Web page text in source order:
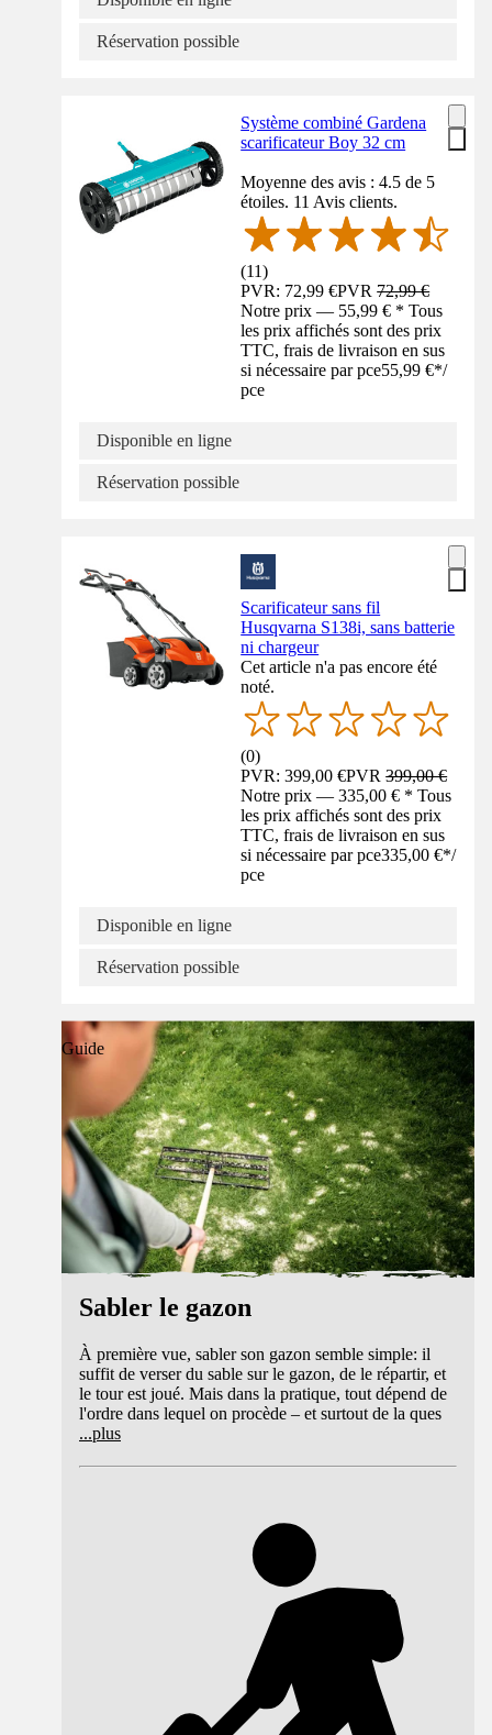
Réservation possible
Système combiné Gardena
scarificateur Boy 32 cm
Moyenne des avis : 4.5 de 5
étoiles. 11 Avis clients.
(11)
PVR: 72,99 €PVR72,99 €
Notre prix — 55,99 € * Tous
les prix affichés sont des prix
TTC, frais de livraison en sus
si nécessaire par pce55,99 €*/
pce
Disponible en ligne
Réservation possible
Scarificateur sans fil
Husqvarna S138i, sans batterie
ni chargeur
Cet article n'a pas encore été
noté.
(0)
PVR: 399,00 €PVR399,00 €
Notre prix — 335,00 € * Tous
les prix affichés sont des prix
TTC, frais de livraison en sus
si nécessaire par pce335,00 €*/
pce
Disponible en ligne
Réservation possible
Guide
Sabler le gazon
À première vue, sabler son gazon semble simple: il
suffit de verser du sable sur le gazon, de le répartir, et
le tour est joué. Mais dans la pratique, tout dépend de
l'ordre dans lequel on procède – et surtout de la ques
...plus